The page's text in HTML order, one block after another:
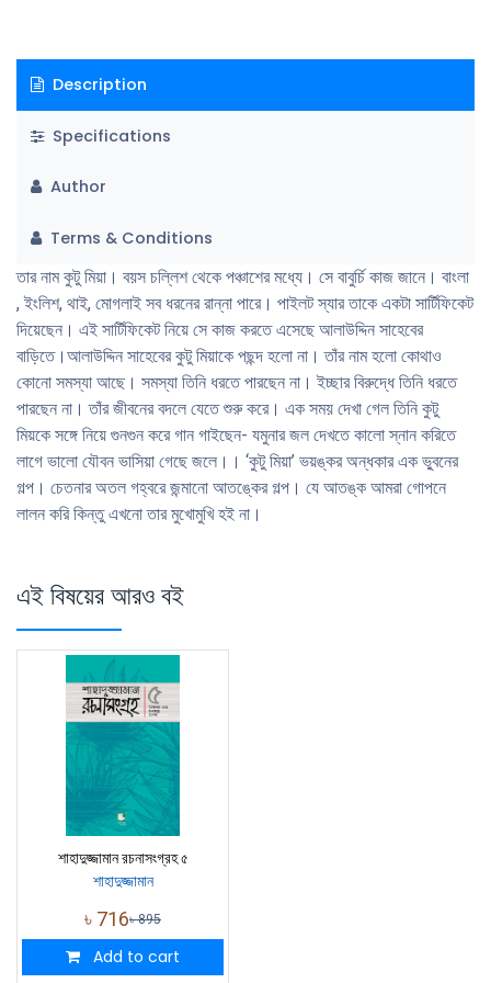
Description
Specifications
Author
Terms & Conditions
তার নাম কুটু মিয়া। বয়স চল্লিশ থেকে পঞ্চাশের মধ্যে। সে বাবুর্চি কাজ জানে। বাংলা
, ইংলিশ, থাই, মোগলাই সব ধরনের রান্না পারে। পাইলট স্যার তাকে একটা সার্টিফিকেট
দিয়েছেন। এই সার্টিফিকেট নিয়ে সে কাজ করতে এসেছে আলাউদ্দিন সাহেবের
বাড়িতে।আলাউদ্দিন সাহেবের কুটু মিয়াকে পছন্দ হলো না। তাঁর নাম হলো কোথাও
কোনো সমস্যা আছে। সমস্যা তিনি ধরতে পারছেন না। ইচ্ছার বিরুদ্ধে তিনি ধরতে
পারছেন না। তাঁর জীবনের বদলে যেতে শুরু করে। এক সময় দেখা গেল তিনি কুটু
মিয়কে সঙ্গে নিয়ে গুনগুন করে গান গাইছেন- যমুনার জল দেখতে কালো স্নান করিতে
লাগে ভালো যৌবন ভাসিয়া গেছে জলে।। ‘কুটু মিয়া’ ভয়ঙ্কর অন্ধকার এক ভু্বনের
গল্প। চেতনার অতল গহ্বরে জন্মানো আতঙ্কের গল্প। যে আতঙ্ক আমরা গোপনে
লালন করি কিন্তু এখনো তার মুখোমুখি হই না।
এই বিষয়ের আরও বই
শাহাদুজ্জামান রচনাসংগ্রহ ৫
শাহাদুজ্জামান
৳ 716৳895
Add to cart